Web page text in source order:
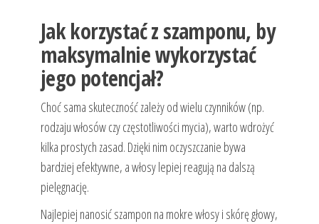
Jak korzystać z szamponu, by
maksymalnie wykorzystać
jego potencjał?
Choć sama skuteczność zależy od wielu czynników (np.
rodzaju włosów czy częstotliwości mycia), warto wdrożyć
kilka prostych zasad. Dzięki nim oczyszczanie bywa
bardziej efektywne, a włosy lepiej reagują na dalszą
pielęgnację.
Najlepiej nanosić szampon na mokre włosy i skórę głowy,